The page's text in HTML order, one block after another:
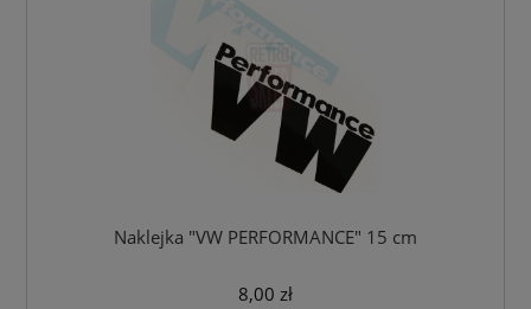
Naklejka "VW PERFORMANCE" 15 cm
8,00 zł